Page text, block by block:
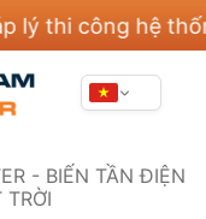
hệ thống điện
- BIẾN TẦN ĐIỆN